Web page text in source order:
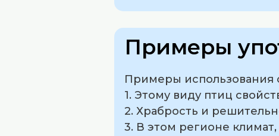
Примеры
Примеры использования
1. Этому виду птиц
2. Храбрость и
3. В этом регионе